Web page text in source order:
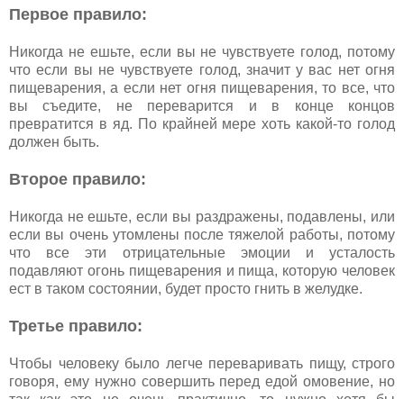
Первое правило:
Никогда не ешьте, если вы не чувствуете голод, потому
что если вы не чувствуете голод, значит у вас нет огня
пищеварения, а если нет огня пищеварения, то все, что
вы съедите, не переварится и в конце концов
превратится в яд. По крайней мере хоть какой-то голод
должен быть.
Второе правило:
Никогда не ешьте, если вы раздражены, подавлены, или
если вы очень утомлены после тяжелой работы, потому
что все эти отрицательные эмоции и усталость
подавляют огонь пищеварения и пища, которую человек
ест в таком состоянии, будет просто гнить в желудке.
Третье правило:
Чтобы человеку было легче переваривать пищу, строго
говоря, ему нужно совершить перед едой омовение, но